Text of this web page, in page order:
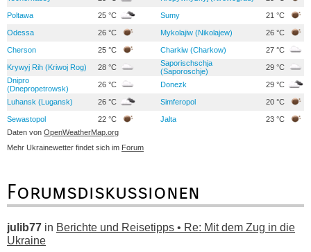
Poltawa 25 °C Sumy 21 °C
Odessa 26 °C Mykolajiw (Nikolajew) 26 °C
Cherson 25 °C Charkiw (Charkow) 27 °C
Krywyj Rih (Kriwoj Rog) 28 °C
Saporischschja
(Saporoschje)
29 °C
Dnipro
(Dnepropetrowsk)
26 °C Donezk 29 °C
Luhansk (Lugansk) 26 °C Simferopol 20 °C
Sewastopol 22 °C Jalta
23 °C
Daten von OpenWeatherMap.org
Mehr Ukrainewetter findet sich im Forum
Forumsdiskussionen
julib77 in Berichte und Reisetipps • Re: Mit dem Zug in die
Ukraine